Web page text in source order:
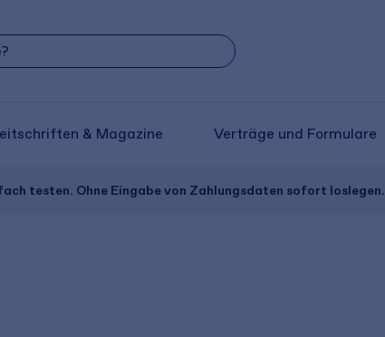
& Magazine Verträge und Formulare
testen. Ohne Eingabe von Zahlungsdaten sofort loslegen.